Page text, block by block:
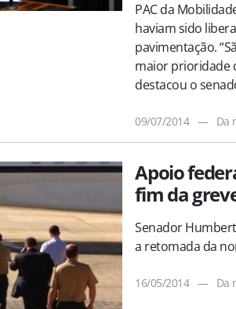
PAC da
haviam sido
pavimentação.
maior prioridade
destacou o
09/07/2014 — Da
Apoio
fim da
Senador
a retomada da
16/05/2014 — Da